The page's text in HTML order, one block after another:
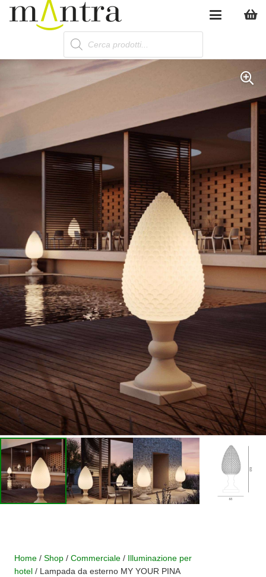
Products
search
Home / Shop / Commerciale / Illuminazione per
hotel / Lampada da esterno MY YOUR PINA